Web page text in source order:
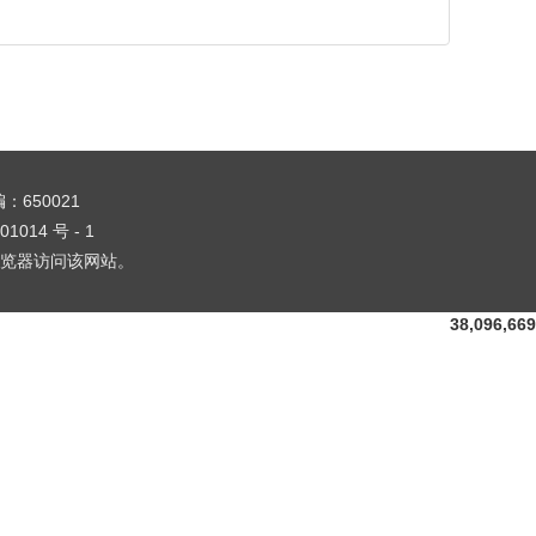
650021
号 - 1
器访问该网站。
38,096,669